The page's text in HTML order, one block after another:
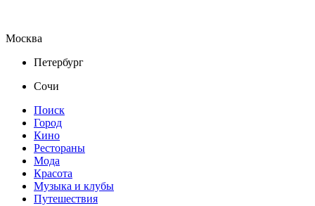
Москва
Петербург
Сочи
Поиск
Город
Кино
Рестораны
Мода
Красота
Музыка и клубы
Путешествия